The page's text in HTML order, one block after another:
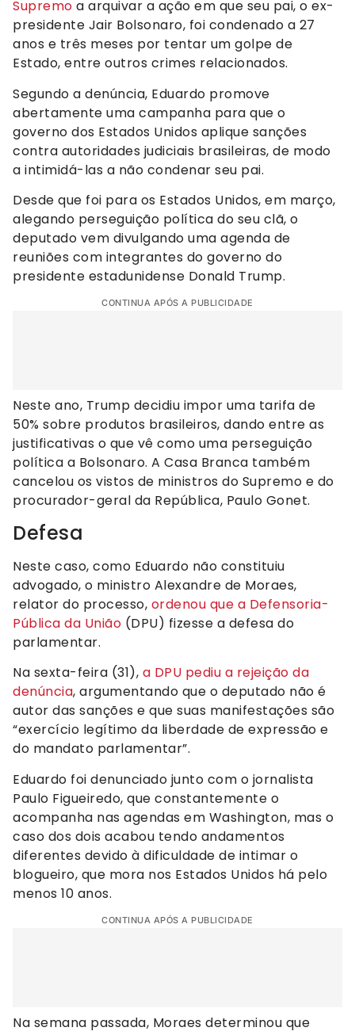
Supremo a arquivar a ação em que seu pai, o ex-
presidente Jair Bolsonaro, foi condenado a 27
anos e três meses por tentar um golpe de
Estado, entre outros crimes relacionados.
Segundo a denúncia, Eduardo promove
abertamente uma campanha para que o
governo dos Estados Unidos aplique sanções
contra autoridades judiciais brasileiras, de modo
a intimidá-las a não condenar seu pai.
Desde que foi para os Estados Unidos, em março,
alegando perseguição política do seu clã, o
deputado vem divulgando uma agenda de
reuniões com integrantes do governo do
presidente estadunidense Donald Trump.
CONTINUA APÓS A PUBLICIDADE
Neste ano, Trump decidiu impor uma tarifa de
50% sobre produtos brasileiros, dando entre as
justificativas o que vê como uma perseguição
política a Bolsonaro. A Casa Branca também
cancelou os vistos de ministros do Supremo e do
procurador-geral da República, Paulo Gonet.
Defesa
Neste caso, como Eduardo não constituiu
advogado, o ministro Alexandre de Moraes,
relator do processo, ordenou que a Defensoria-
Pública da União (DPU) fizesse a defesa do
parlamentar.
Na sexta-feira (31), a DPU pediu a rejeição da
denúncia, argumentando que o deputado não é
autor das sanções e que suas manifestações são
“exercício legítimo da liberdade de expressão e
do mandato parlamentar”.
Eduardo foi denunciado junto com o jornalista
Paulo Figueiredo, que constantemente o
acompanha nas agendas em Washington, mas o
caso dos dois acabou tendo andamentos
diferentes devido à dificuldade de intimar o
blogueiro, que mora nos Estados Unidos há pelo
menos 10 anos.
CONTINUA APÓS A PUBLICIDADE
Na semana passada, Moraes determinou que